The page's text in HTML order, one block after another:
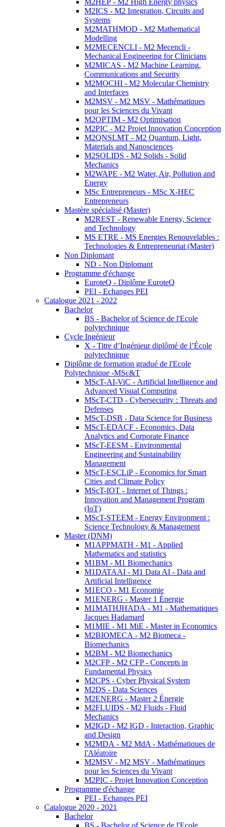
M2HEP - M2 High Energy physics
M2ICS - M2 Integration, Circuits and
Systems
M2MATHMOD - M2 Mathematical
Modelling
M2MECENCLI - M2 Mecencli -
Mechanical Engineering for Clinicians
M2MICAS - M2 Machine Learning,
Communications and Security
M2MOCHI - M2 Molecular Chemistry
and Interfaces
M2MSV - M2 MSV - Mathématiques
pour les Sciences du Vivant
M2OPTIM - M2 Optimisation
M2PIC - M2 Projet Innovation Conception
M2QNSLMT - M2 Quantum, Light,
Materials and Nanosciences
M2SOLIDS - M2 Solids - Solid
Mechanics
M2WAPE - M2 Water, Air, Pollution and
Energy
MSc Entrepreneurs - MSc X-HEC
Entrepreneurs
Mastère spécialisé (Master)
M2REST - Renewable Energy, Science
and Technology
MS ETRE - MS Energies Renouvelables :
Technologies & Entrepreneuriat (Master)
Non Diplomant
ND - Non Diplomant
Programme d'échange
EuroteQ - Diplôme EuroteQ
PEI - Echanges PEI
Catalogue 2021 - 2022
Bachelor
BS - Bachelor of Science de l'Ecole
polytechnique
Cycle Ingénieur
X - Titre d’Ingénieur diplômé de l’École
polytechnique
Diplôme de formation gradué de l'Ecole
Polytechnique -MSc&T
MScT-AI-ViC - Artificial Intelligence and
Advanced Visual Computing
MScT-CTD - Cybersecurity : Threats and
Defenses
MScT-DSB - Data Science for Business
MScT-EDACF - Economics, Data
Analytics and Corporate Finance
MScT-EESM - Environmental
Engineering and Sustainability
Management
MScT-ESCLiP - Economics for Smart
Cities and Climate Policy
MScT-IOT - Internet of Things :
Innovation and Management Program
(IoT)
MScT-STEEM - Energy Environment :
Science Technology & Management
Master (DNM)
M1APPMATH - M1 - Applied
Mathematics and statistics
M1BM - M1 Biomechanics
M1DATAAI - M1 Data AI - Data and
Artificial Intelligence
M1ECO - M1 Economie
M1ENERG - Master 1 Énergie
M1MATHJHADA - M1 - Mathematiques
Jacques Hadamard
M1MIE - M1 MiE - Master in Economics
M2BIOMECA - M2 Biomeca -
Biomechanics
M2BM - M2 Biomechanics
M2CFP - M2 CFP - Concepts in
Fundamental Physics
M2CPS - Cyber Physical System
M2DS - Data Sciences
M2ENERG - Master 2 Énergie
M2FLUIDS - M2 Fluids - Fluid
Mechanics
M2IGD - M2 IGD - Interaction, Graphic
and Design
M2MDA - M2 MdA - Mathématiques de
l'Aléatoire
M2MSV - M2 MSV - Mathématiques
pour les Sciences du Vivant
M2PIC - Projet Innovation Conception
Programme d'échange
PEI - Echanges PEI
Catalogue 2020 - 2021
Bachelor
BS - Bachelor of Science de l'Ecole